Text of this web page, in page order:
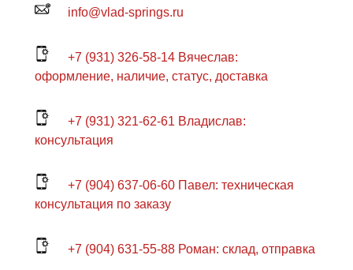
info@vlad-springs.ru
+7 (931) 326-58-14 Вячеслав:
оформление, наличие, статус, доставка
+7 (931) 321-62-61 Владислав:
консультация
+7 (904) 637-06-60 Павел: техническая
консультация по заказу
+7 (904) 631-55-88 Роман: склад, отправка